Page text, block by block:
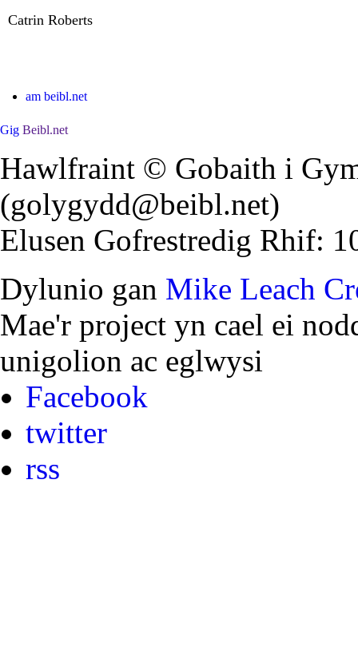
Catrin Roberts
am beibl.net
Gig Beibl.net
Hawlfraint © Gobaith i
(golygydd@beibl.net)
Elusen Gofrestredig Rhif:
Dylunio gan Mike Leach
Mae'r project yn cael ei
unigolion ac eglwysi
Facebook
twitter
rss